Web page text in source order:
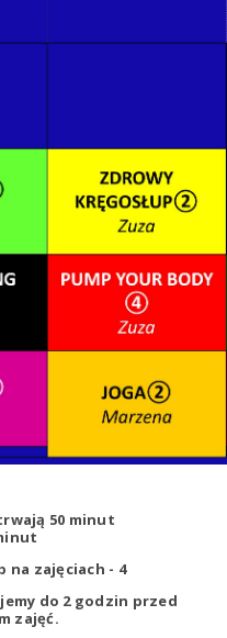
50 minut
na zajęciach - 4
do 2 godzin przed
zajęć.